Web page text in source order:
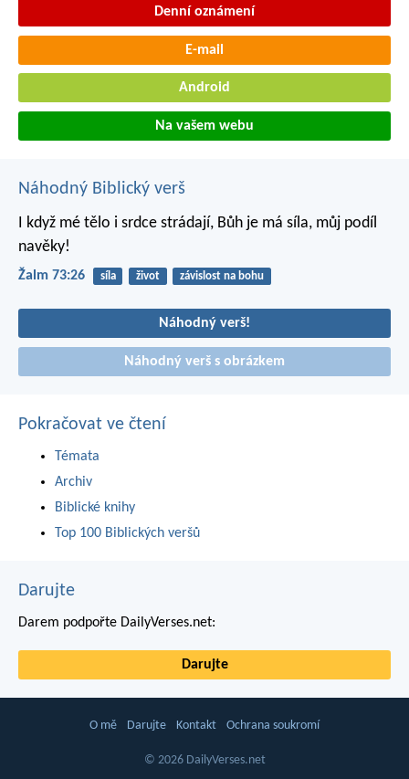
Denní oznámení
E-mail
Android
Na vašem webu
Náhodný Biblický verš
I když mé tělo i srdce strádají, Bůh je má síla, můj podíl
navěky!
Žalm 73:26 síla život závislost na bohu
Náhodný verš!
Náhodný verš s obrázkem
Pokračovat ve čtení
Témata
Archiv
Biblické knihy
Top 100 Biblických veršů
Darujte
Darem podpořte DailyVerses.net:
Darujte
O mě Darujte Kontakt Ochrana soukromí
© 2026 DailyVerses.net